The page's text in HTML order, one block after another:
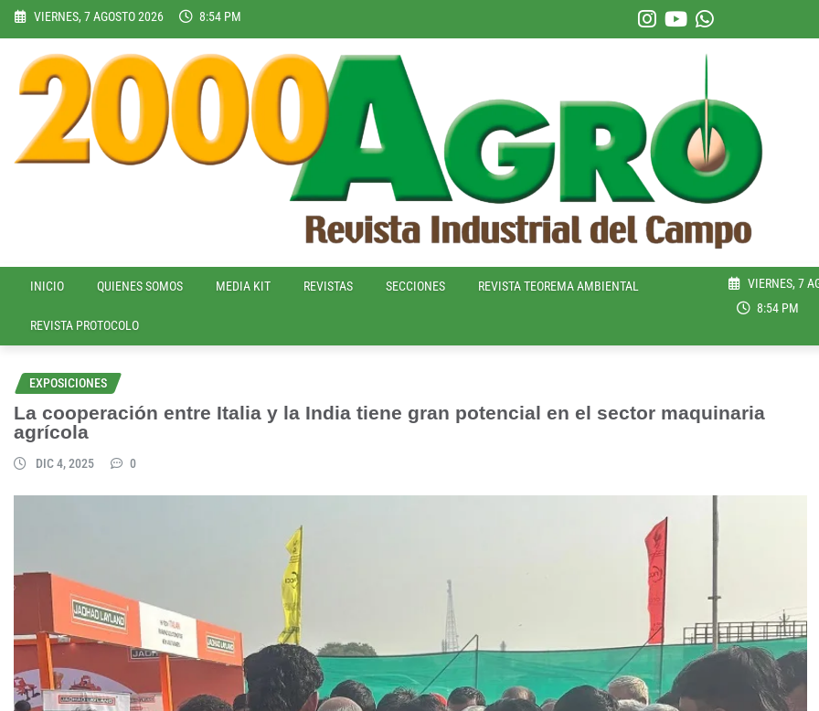
Skip
content
VIERNES, 7 AGOSTO 2026 8:54 PM
INICIO QUIENES SOMOS MEDIA KIT REVISTAS SECCIONES REVISTA TEOREMA AMBIENTAL
REVISTA PROTOCOLO
VIERNES, 7
8:54 PM
EXPOSICIONES
La cooperación entre Italia y la India tiene gran potencial en el sector maquinaria
agrícola
DIC 4, 2025 0